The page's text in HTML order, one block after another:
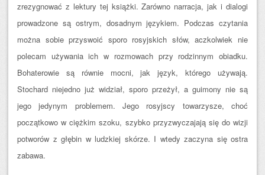
zrezygnować z lektury tej książki. Zarówno narracja, jak i dialogi
prowadzone są ostrym, dosadnym językiem. Podczas czytania
można sobie przyswoić sporo rosyjskich słów, aczkolwiek nie
polecam używania ich w rozmowach przy rodzinnym obiadku.
Bohaterowie są równie mocni, jak język, którego używają.
Stochard niejedno już widział, sporo przeżył, a guimony nie są
jego jedynym problemem. Jego rosyjscy towarzysze, choć
początkowo w ciężkim szoku, szybko przyzwyczajają się do wizji
potworów z głębin w ludzkiej skórze. I wtedy zaczyna się ostra
zabawa.